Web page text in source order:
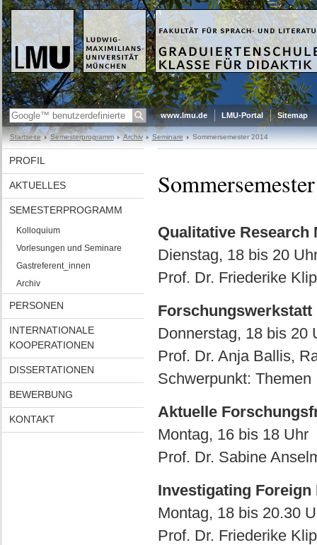
www.lmu.de LMU-Portal Sitemap
Startseite Semesterprogramm Archiv Seminare Sommersemester 2014
PROFIL
AKTUELLES
SEMESTERPROGRAMM
Kolloquium
Vorlesungen und Seminare
Gastreferent_innen
Archiv
PERSONEN
INTERNATIONALE
KOOPERATIONEN
DISSERTATIONEN
BEWERBUNG
KONTAKT
Qualitative Research
Dienstag, 18 bis 20
Prof. Dr. Friederike
Forschungswerkstatt
Donnerstag, 18 bis 20
Prof. Dr. Anja Ballis,
Schwerpunkt: Themen
Aktuelle
Montag, 16 bis 18 Uhr
Prof. Dr. Sabine
Investigating Foreign
Montag, 18 bis 20.30
Prof. Dr. Friederike